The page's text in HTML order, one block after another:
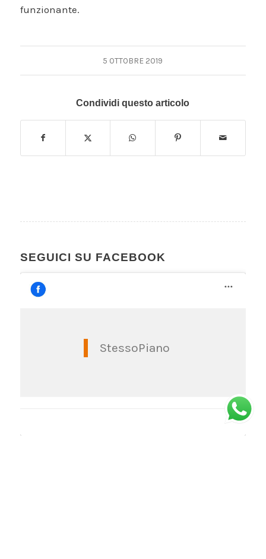
funzionante.
5 OTTOBRE 2019
Condividi questo articolo
SEGUICI SU FACEBOOK
StessoPiano